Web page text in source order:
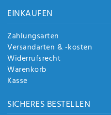
rag
e
sen
de
n
EINKAUFEN
Zahlungsarten
Versandarten & -kosten
Widerrufsrecht
Warenkorb
Kasse
SICHERES BESTELLEN